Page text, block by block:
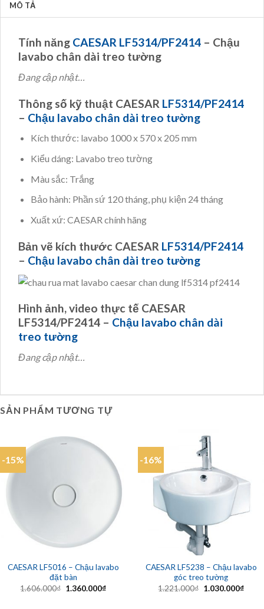
MÔ TẢ
Tính năng CAESAR LF5314/PF2414 – Chậu
lavabo chân dài treo tường
Đang cập nhật…
Thông số kỹ thuật CAESAR LF5314/PF2414
– Chậu lavabo chân dài treo tường
Kích thước: lavabo 1000 x 570 x 205 mm
Kiểu dáng: Lavabo treo tường
Màu sắc: Trắng
Bảo hành: Phần sứ 120 tháng, phụ kiện 24 tháng
Xuất xứ: CAESAR chính hãng
Bản vẽ kích thước CAESAR LF5314/PF2414
– Chậu lavabo chân dài treo tường
Hình ảnh, video thực tế CAESAR
LF5314/PF2414 – Chậu lavabo chân dài
treo tường
Đang cập nhật…
SẢN PHẨM TƯƠNG TỰ
-15%
CAESAR LF5016 – Chậu lavabo
đặt bàn
1.606.000₫ Giá
1.360.000₫Giá
-16%
CAESAR LF5238 – Chậu lavabo
góc treo tường
1.221.000₫ Giá
1.030.000₫Giá